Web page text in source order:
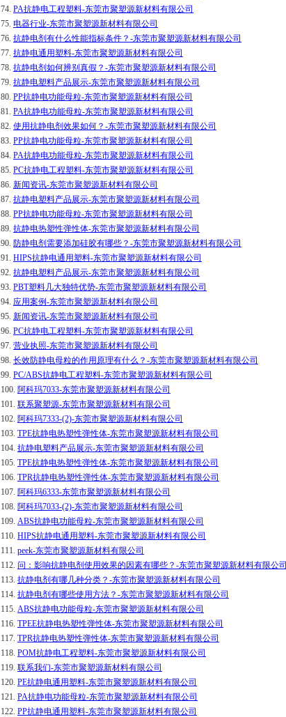
74. PA抗静电工程塑料-东莞市聚塑源新材料有限公司
75. 电器行业-东莞市聚塑源新材料有限公司
76. 抗静电剂有什么性能指标条件？-东莞市聚塑源新材料有限公司
77. 抗静电通用塑料-东莞市聚塑源新材料有限公司
78. 抗静电剂如何辨别真假？-东莞市聚塑源新材料有限公司
79. 抗静电塑料产品展示-东莞市聚塑源新材料有限公司
80. PP抗静电功能母粒-东莞市聚塑源新材料有限公司
81. PA抗静电功能母粒-东莞市聚塑源新材料有限公司
82. 使用抗静电剂效果如何？-东莞市聚塑源新材料有限公司
83. PP抗静电功能母粒-东莞市聚塑源新材料有限公司
84. PA抗静电功能母粒-东莞市聚塑源新材料有限公司
85. PC抗静电工程塑料-东莞市聚塑源新材料有限公司
86. 新闻资讯-东莞市聚塑源新材料有限公司
87. 抗静电塑料产品展示-东莞市聚塑源新材料有限公司
88. PP抗静电功能母粒-东莞市聚塑源新材料有限公司
89. 抗静电热塑性弹性体-东莞市聚塑源新材料有限公司
90. 防静电剂需要添加硅胶有哪些？-东莞市聚塑源新材料有限公司
91. HIPS抗静电通用塑料-东莞市聚塑源新材料有限公司
92. 抗静电塑料产品展示-东莞市聚塑源新材料有限公司
93. PBT塑料几大独特优势-东莞市聚塑源新材料有限公司
94. 应用案例-东莞市聚塑源新材料有限公司
95. 新闻资讯-东莞市聚塑源新材料有限公司
96. PC抗静电工程塑料-东莞市聚塑源新材料有限公司
97. 营业执照-东莞市聚塑源新材料有限公司
98. 长效防静电母粒的作用原理有什么？-东莞市聚塑源新材料有限公司
99. PC/ABS抗静电工程塑料-东莞市聚塑源新材料有限公司
100. 阿科玛7033-东莞市聚塑源新材料有限公司
101. 联系聚塑源-东莞市聚塑源新材料有限公司
102. 阿科玛7333-(2)-东莞市聚塑源新材料有限公司
103. TPE抗静电热塑性弹性体-东莞市聚塑源新材料有限公司
104. 抗静电塑料产品展示-东莞市聚塑源新材料有限公司
105. TPE抗静电热塑性弹性体-东莞市聚塑源新材料有限公司
106. TPR抗静电热塑性弹性体-东莞市聚塑源新材料有限公司
107. 阿科玛6333-东莞市聚塑源新材料有限公司
108. 阿科玛7033-(2)-东莞市聚塑源新材料有限公司
109. ABS抗静电功能母粒-东莞市聚塑源新材料有限公司
110. HIPS抗静电通用塑料-东莞市聚塑源新材料有限公司
111. peek-东莞市聚塑源新材料有限公司
112. 问：影响抗静电剂使用效果的因素有哪些？-东莞市聚塑源新材料有限公司
113. 抗静电剂有哪几种分类？-东莞市聚塑源新材料有限公司
114. 抗静电剂有哪些使用方法？-东莞市聚塑源新材料有限公司
115. ABS抗静电功能母粒-东莞市聚塑源新材料有限公司
116. TPEE抗静电热塑性弹性体-东莞市聚塑源新材料有限公司
117. TPR抗静电热塑性弹性体-东莞市聚塑源新材料有限公司
118. POM抗静电工程塑料-东莞市聚塑源新材料有限公司
119. 联系我们-东莞市聚塑源新材料有限公司
120. PE抗静电通用塑料-东莞市聚塑源新材料有限公司
121. PA抗静电功能母粒-东莞市聚塑源新材料有限公司
122. PP抗静电通用塑料-东莞市聚塑源新材料有限公司